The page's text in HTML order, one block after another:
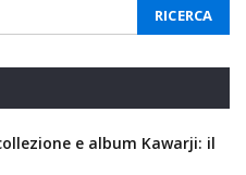
e album Kawarji: il